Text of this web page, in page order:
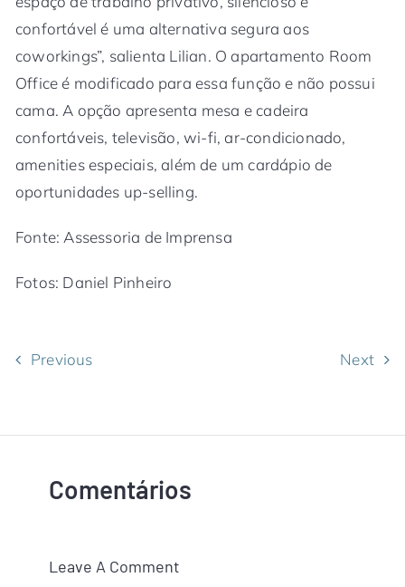
confortável é uma alternativa segura aos
coworkings”, salienta Lilian. O apartamento Room
Office é modificado para essa função e não possui
cama. A opção apresenta mesa e cadeira
confortáveis, televisão, wi-fi, ar-condicionado,
amenities especiais, além de um cardápio de
oportunidades up-selling.
Fonte: Assessoria de Imprensa
Fotos: Daniel Pinheiro
Previous Next
Comentários
Leave A Comment